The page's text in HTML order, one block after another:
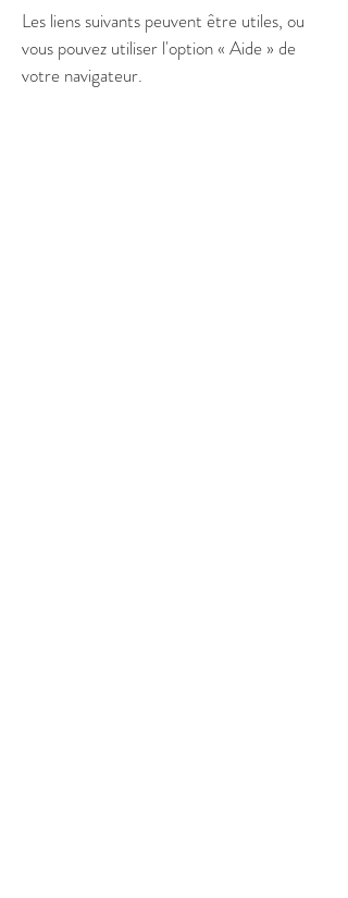
Les liens suivants peuvent être utiles, ou
vous pouvez utiliser l'option « Aide » de
votre navigateur.